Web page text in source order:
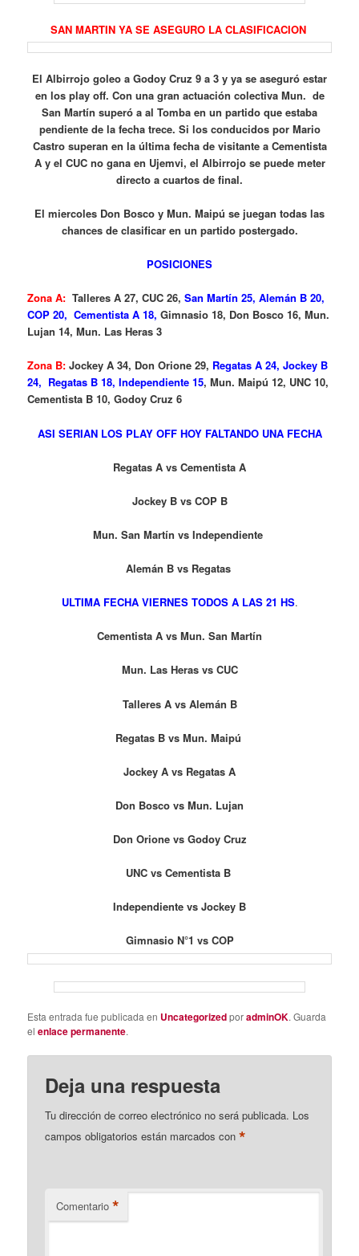
SAN MARTIN YA SE ASEGURO LA CLASIFICACION
El Albirrojo goleo a Godoy Cruz 9 a 3 y ya se aseguró estar
en los play off. Con una gran actuación colectiva Mun. de
San Martín superó a al Tomba en un partido que estaba
pendiente de la fecha trece. Si los conducidos por Mario
Castro superan en la última fecha de visitante a Cementista
A y el CUC no gana en Ujemvi, el Albirrojo se puede meter
directo a cuartos de final.
El miercoles Don Bosco y Mun. Maipú se juegan todas las
chances de clasificar en un partido postergado.
POSICIONES
Zona A: Talleres A 27, CUC 26,San Martín 25, Alemán B 20,
COP 20, Cementista A 18, Gimnasio 18, Don Bosco 16, Mun.
Lujan 14, Mun. Las Heras 3
Zona B: Jockey A 34, Don Orione 29, Regatas A 24, Jockey B
24, Regatas B 18, Independiente 15, Mun. Maipú 12, UNC 10,
Cementista B 10, Godoy Cruz 6
ASI SERIAN LOS PLAY OFF HOY FALTANDO UNA FECHA
Regatas A vs Cementista A
Jockey B vs COP B
Mun. San Martín vs Independiente
Alemán B vs Regatas
ULTIMA FECHA VIERNES TODOS A LAS 21 HS.
Cementista A vs Mun. San Martín
Mun. Las Heras vs CUC
Talleres A vs Alemán B
Regatas B vs Mun. Maipú
Jockey A vs Regatas A
Don Bosco vs Mun. Lujan
Don Orione vs Godoy Cruz
UNC vs Cementista B
Independiente vs Jockey B
Gimnasio N°1 vs COP
Esta entrada fue publicada en UncategorizedporadminOK. Guarda
elenlace permanente.
Deja una respuesta
Tu dirección de correo electrónico no será publicada. Los
campos obligatorios están marcados con*
Comentario *